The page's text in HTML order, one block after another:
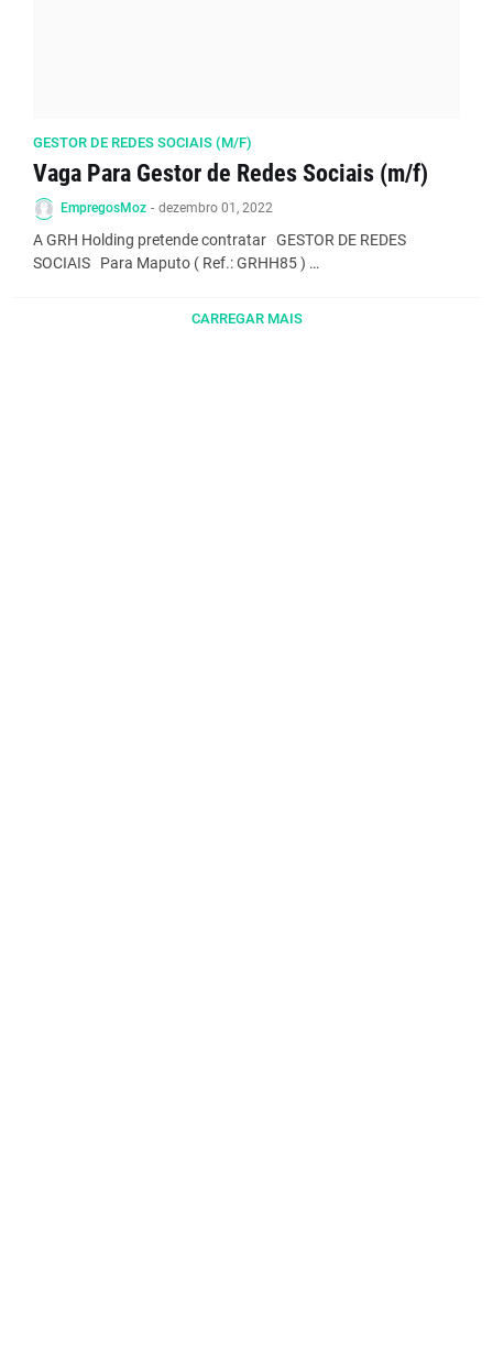
GESTOR DE REDES SOCIAIS (M/F)
Vaga Para Gestor de Redes Sociais (m/f)
EmpregosMoz - dezembro 01, 2022
A GRH Holding pretende contratar GESTOR DE REDES
SOCIAIS Para Maputo ( Ref.: GRHH85 ) …
CARREGAR MAIS